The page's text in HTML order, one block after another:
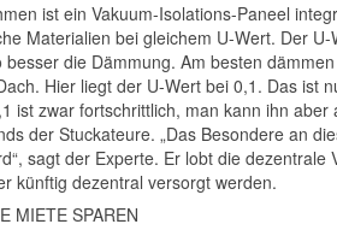
ist ein Vakuum-Isolations-Paneel
Materialien bei gleichem U-Wert. Der
besser die Dämmung. Am besten
Hier liegt der U-Wert bei 0,1. Das ist
ist zwar fortschrittlich, man kann ihn
der Stuckateure. „Das Besondere an
sagt der Experte. Er lobt die
künftig dezentral versorgt werden.
MIETE SPAREN